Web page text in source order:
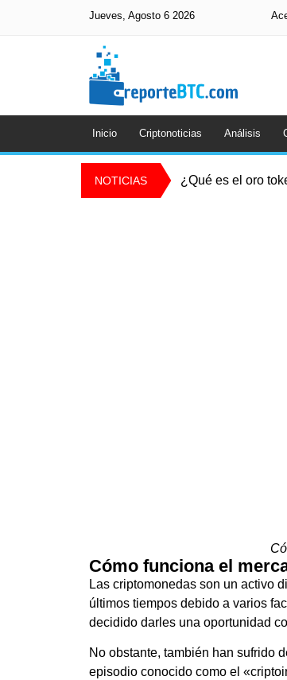
Jueves, Agosto 6 2026
Inicio Criptonoticias Análisis
NOTICIAS ¿Qué es el oro
Cómo funciona el
Las criptomonedas son un activo
últimos tiempos debido a varios
decidido darles una oportunidad
No obstante, también han sufrido
episodio conocido como el